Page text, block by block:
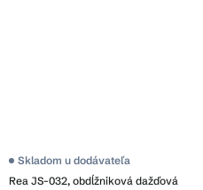
Rea JS-032, obdĺžniková dažďová
Skladom u dodávateľa